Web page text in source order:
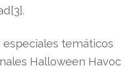
temáticos
Halloween Havoc